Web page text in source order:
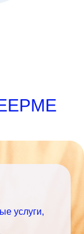
услуги,